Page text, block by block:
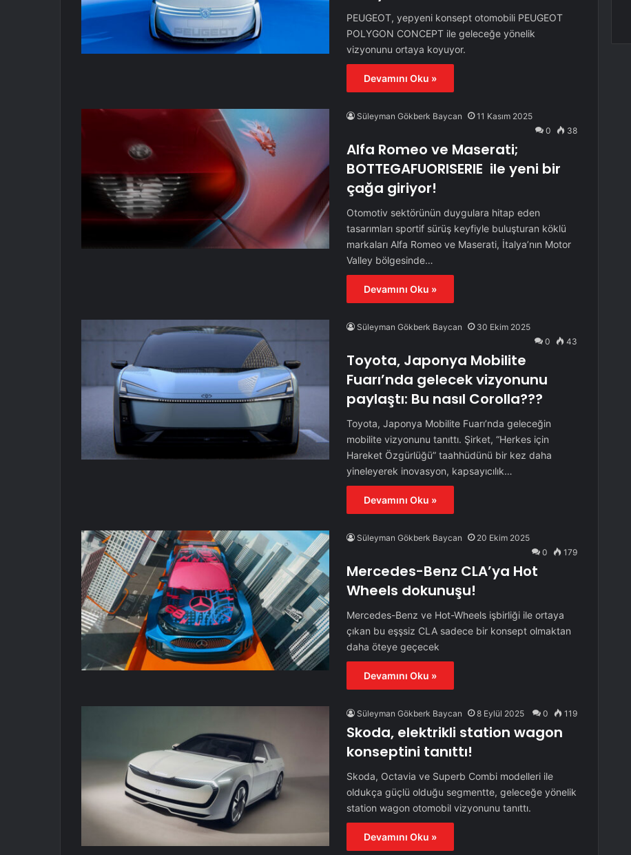
PEUGEOT, yepyeni konsept otomobili PEUGEOT
POLYGON CONCEPT ile geleceğe yönelik
vizyonunu ortaya koyuyor.
Devamını Oku »
Süleyman Gökberk Baycan
11 Kasım 2025
0
38
Alfa Romeo ve Maserati;
BOTTEGAFUORISERIE ile yeni bir
çağa giriyor!
Otomotiv sektörünün duygulara hitap eden
tasarımları sportif sürüş keyfiyle buluşturan köklü
markaları Alfa Romeo ve Maserati, İtalya’nın Motor
Valley bölgesinde…
Devamını Oku »
Süleyman Gökberk Baycan
30 Ekim 2025
0
43
Toyota, Japonya Mobilite
Fuarı’nda gelecek vizyonunu
paylaştı: Bu nasıl Corolla???
Toyota, Japonya Mobilite Fuarı’nda geleceğin
mobilite vizyonunu tanıttı. Şirket, “Herkes için
Hareket Özgürlüğü” taahhüdünü bir kez daha
yineleyerek inovasyon, kapsayıcılık…
Devamını Oku »
Süleyman Gökberk Baycan
20 Ekim 2025
0
179
Mercedes-Benz CLA’ya Hot
Wheels dokunuşu!
Mercedes-Benz ve Hot-Wheels işbirliği ile ortaya
çıkan bu eşşsiz CLA sadece bir konsept olmaktan
daha öteye geçecek
Devamını Oku »
Süleyman Gökberk Baycan 8 Eylül 2025 0 119
Skoda, elektrikli station wagon
konseptini tanıttı!
Skoda, Octavia ve Superb Combi modelleri ile
oldukça güçlü olduğu segmentte, geleceğe yönelik
station wagon otomobil vizyonunu tanıttı.
Devamını Oku »